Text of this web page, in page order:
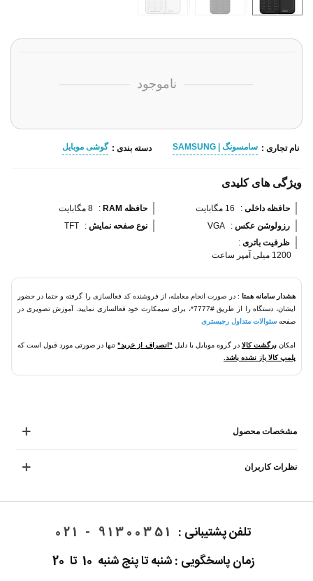
ناموجود
نام تجاری : سامسونگ | SAMSUNG دسته بندی : گوشی موبایل
ویژگی های کلیدی
حافظه داخلی : 16 مگابایت حافظه RAM :
8 مگابایت
رزولوشن عکس :
VGA نوع صفحه نمایش :
TFT
ظرفیت باتری :
1200 میلی آمپر ساعت
هشدار سامانه همتا : در صورت انجام معامله، از فروشنده کد فعالسازی را گرفته و حتما در حضور
ایشان، دستگاه را از طریق #7777*، برای سیمکارت خود فعالسازی نمایید. آموزش تصویری در
صفحه سئوالات متداول رجیستری
امکانبرگشت کالا در گروه موبایل با دلیل "انصراف از خرید"تنها در صورتی مورد قبول است که
پلمپ کالا باز نشده باشد.
مشخصات محصول
نظرات کاربران
تلفن پشتیبانی : 91300351 - 021
زمان پاسخگویی : شنبه تا پنج شنبه 10 تا 20